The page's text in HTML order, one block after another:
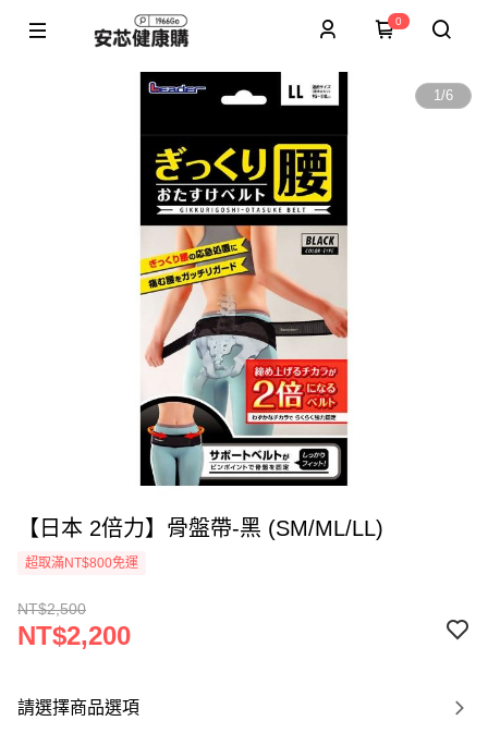
0
1/6
【日本 2倍力】骨盤帶-黑 (SM/ML/LL)
超取滿NT$800免運
NT$2,500
NT$2,200
請選擇商品選項